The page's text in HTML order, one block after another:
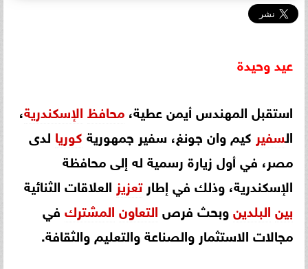
عيدوحيدة
استقبل المهندس أيمن عطية، محافظ الإسكندرية،
السفير كيم وان جونغ، سفير جمهورية كوريا لدى
مصر، في أول زيارة رسمية له إلى محافظة
الإسكندرية، وذلك في إطارتعزيز العلاقات الثنائية
بين البلدينوبحث فرص التعاون المشترك في
مجالات الاستثمار والصناعة والتعليم والثقافة.